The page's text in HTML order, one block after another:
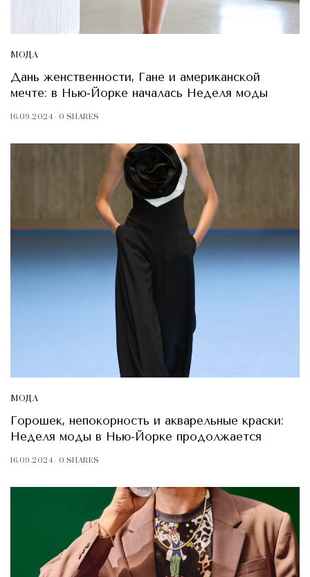
МОДА
Дань женственности, Гане и американской
мечте: в Нью-Йорке началась Неделя моды
16.09.2024 0 SHARES
МОДА
Горошек, непокорность и акварельные краски:
Неделя моды в Нью-Йорке продолжается
16.09.2024 0 SHARES